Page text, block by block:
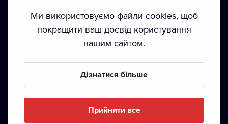
Положення й умови • Конфіденційність • Автoрські права
Ми використовуємо файли cookies, щоб
покращити ваш досвід користування
нашим сайтом.
Дізнатися більше
Прийняти все